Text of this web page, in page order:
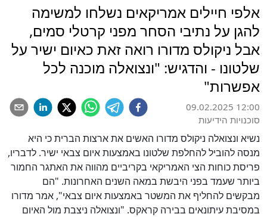
אלפי חיילים אמריקאים נשלחו למשימה
להגן על נתיבי הסחר מפני קרטלי סמים,
אבל ניקולס מדורו רואה זאת כאיום ישיר על
שלטונו - והדגיש: "ונצואלה מוכנה לכל
אפשרות"
09.02.2025 12:00
סוכנויות הידיעות
נשיא ונצואלה ניקולס מדורו האשים את ארצות הברית כי היא
מנסה להוביל להחלפת שלטונו באמצעות איום צבאי ישיר. לדבריו,
פריסת כוחות הצי האמריקאי בקריביים מהווה את האתגר החמור
ביותר שעמד בפני היבשת במאה השנים האחרונות. "הם
מבקשים להחליף את המשטר באמצעות איום צבאי", אמר מדורו
במסיבת עיתונאים בבירה קראקס. "ונצואלה ניצבת מול האיום